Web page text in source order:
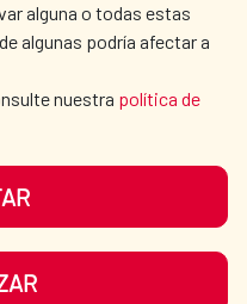
alguna o todas estas
algunas podría afectar a
nuestra política de
PROTECTION